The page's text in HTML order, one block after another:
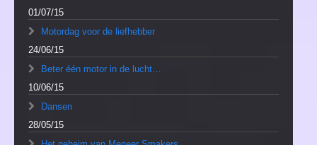
01/07/15
Motordag voor de liefhebber
24/06/15
Beter één motor in de lucht…
10/06/15
Dansen
28/05/15